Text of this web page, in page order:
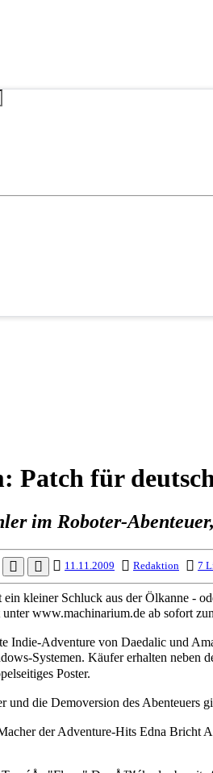
Patch für
im Roboter-
11.11.2009 Redaktion 7
kleiner Schluck aus der Ölkanne -
www.machinarium.de ab sofort
Indie-Adventure von Daedalic und
Systemen. Käufer erhalten neben
Poster.
und die Demoversion des Abenteuers
der Adventure-Hits Edna Bricht